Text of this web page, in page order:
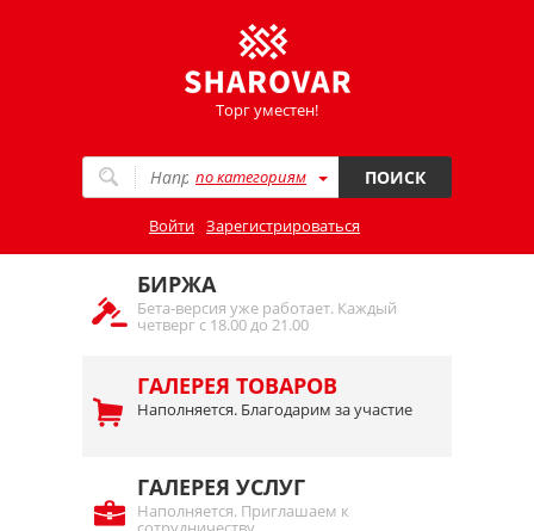
Торг уместен!
по категориям ПОИСК
Войти Зарегистрироваться
БИРЖА
Бета-версия уже работает. Каждый
четверг с 18.00 до 21.00
ГАЛЕРЕЯ ТОВАРОВ
Наполняется. Благодарим за участие
ГАЛЕРЕЯ УСЛУГ
Наполняется. Приглашаем к